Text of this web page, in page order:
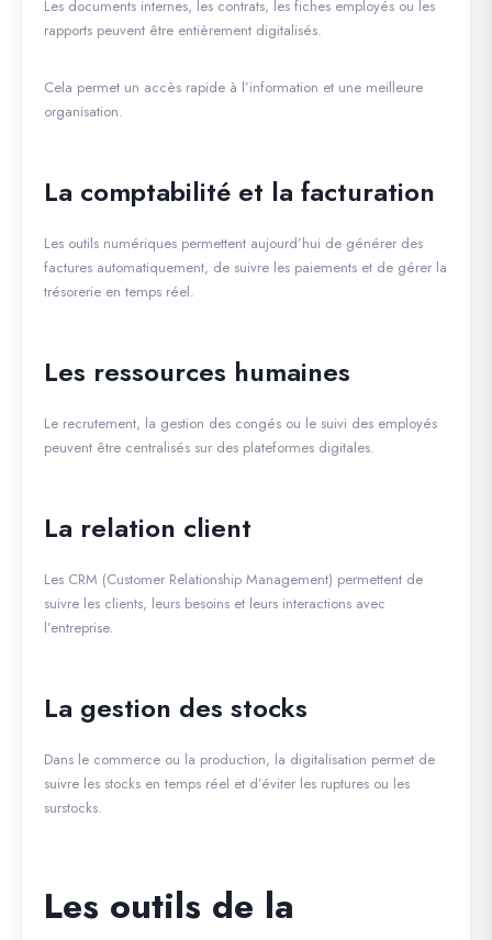
Les documents internes, les contrats, les fiches employés ou les
rapports peuvent être entièrement digitalisés.
Cela permet un accès rapide à l’information et une meilleure
organisation.
La comptabilité et la facturation
Les outils numériques permettent aujourd’hui de générer des
factures automatiquement, de suivre les paiements et de gérer la
trésorerie en temps réel.
Les ressources humaines
Le recrutement, la gestion des congés ou le suivi des employés
peuvent être centralisés sur des plateformes digitales.
La relation client
Les CRM (Customer Relationship Management) permettent de
suivre les clients, leurs besoins et leurs interactions avec
l’entreprise.
La gestion des stocks
Dans le commerce ou la production, la digitalisation permet de
suivre les stocks en temps réel et d’éviter les ruptures ou les
surstocks.
Les outils de la